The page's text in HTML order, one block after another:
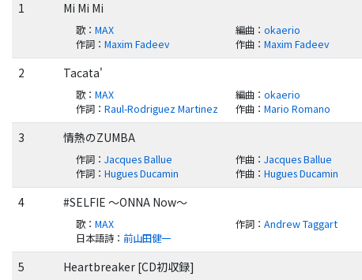
1
Mi Mi Mi
歌 ：MAX 編曲 ：okaerio
作詞 ：Maxim Fadeev 作曲 ：Maxim Fadeev
2 Tacata'
歌 ：MAX 編曲 ：okaerio
作詞 ：Raul-Rodriguez Martinez 作曲 ：Mario Romano
3 情熱のZUMBA
作詞 ：Jacques Ballue 作曲 ：Jacques Ballue
作詞 ：Hugues Ducamin 作曲 ：Hugues Ducamin
4 #SELFIE ～ONNA Now～
歌 ：MAX 作詞 ：Andrew Taggart
日本語詩 ： 前山田健一
5 Heartbreaker [CD初収録]